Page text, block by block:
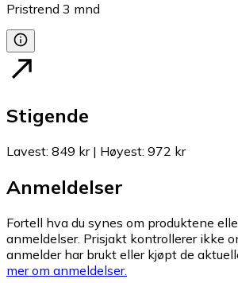
Pristrend 3 mnd
Stigende
Lavest: 849 kr| Høyest: 972 kr
Anmeldelser
Fortell hva du synes om produktene
anmeldelser. Prisjakt kontrollerer ikke
anmelder har brukt eller kjøpt de
mer om anmeldelser.